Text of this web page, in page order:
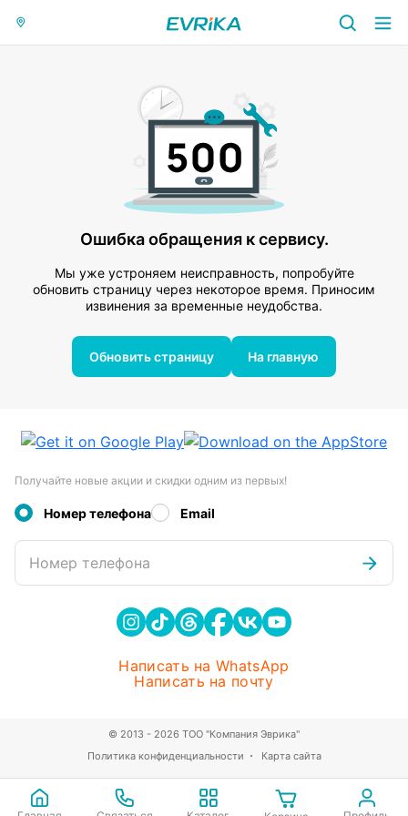
Ошибка обращения к сервису.
Мы уже устроняем неисправность, попробуйте
обновить страницу через некоторое время. Приносим
извинения за временные неудобства.
Обновить страницу На главную
Получайте новые акции и скидки одним из первых!
Номер телефона Email
Номер телефона
Написать на WhatsApp
Написать на почту
Политика конфиденциальности Карта сайта
© 2013 - 2026 ТОО "Компания Эврика"